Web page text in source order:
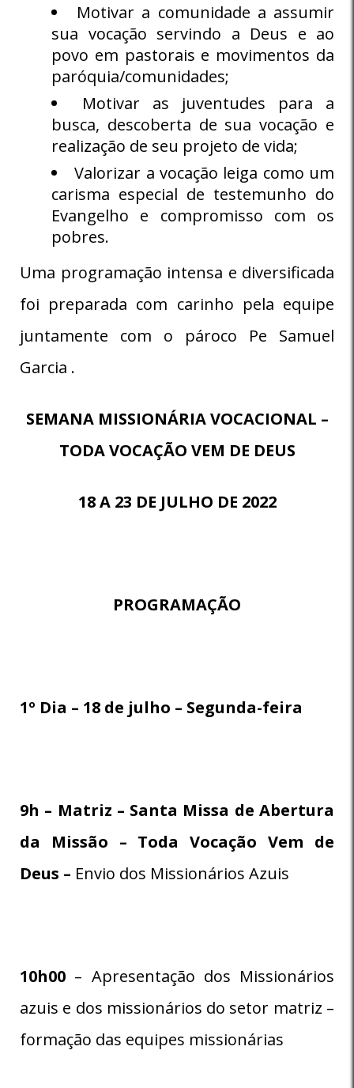
Motivar a comunidade a assumir
sua vocação servindo a Deus e ao
povo em pastorais e movimentos da
paróquia/comunidades;
Motivar as juventudes para a
busca, descoberta de sua vocação e
realização de seu projeto de vida;
Valorizar a vocação leiga como um
carisma especial de testemunho do
Evangelho e compromisso com os
pobres.
Uma programação intensa e diversificada
foi preparada com carinho pela equipe
juntamente com o pároco Pe Samuel
Garcia .
SEMANA MISSIONÁRIA VOCACIONAL –
TODA VOCAÇÃO VEM DE DEUS
18 A 23 DE JULHO DE 2022
PROGRAMAÇÃO
1º Dia – 18 de julho – Segunda-feira
9h – Matriz – Santa Missa de Abertura
da Missão – Toda Vocação Vem de
Deus – Envio dos Missionários Azuis
10h00 – Apresentação dos Missionários
azuis e dos missionários do setor matriz –
formação das equipes missionárias